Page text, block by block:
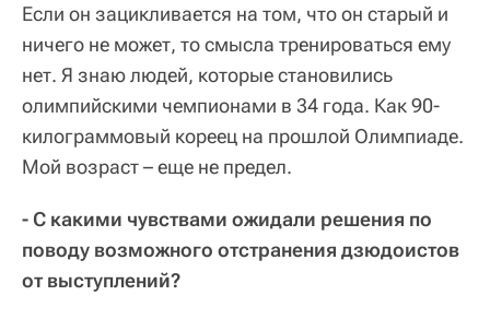
Если он зацикливается на том, что он старый и
ничего не может, то смысла тренироваться ему
нет. Я знаю людей, которые становились
олимпийскими чемпионами в 34 года. Как 90-
килограммовый кореец на прошлой Олимпиаде.
Мой возраст – еще не предел.
- С какими чувствами ожидали решения по
поводу возможного отстранения дзюдоистов
от выступлений?